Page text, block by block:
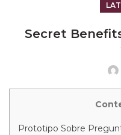
Secret
Prototipo Sobre